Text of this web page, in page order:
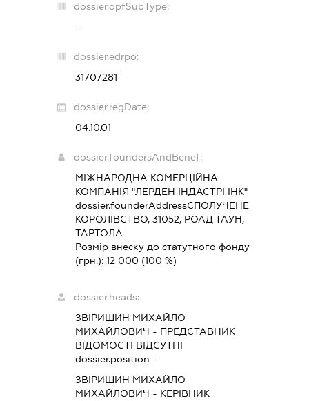
dossier.opfSubType:
-
dossier.edrpo:
31707281
dossier.regDate:
04.10.01
dossier.foundersAndBenef:
МІЖНАРОДНА КОМЕРЦІЙНА
КОМПАНІЯ "ЛЕРДЕН ІНДАСТРІ ІНК"
dossier.founderAddressСПОЛУЧЕНЕ
КОРОЛІВСТВО, 31052, РОАД ТАУН,
ТАРТОЛА
Розмір внеску до статутного фонду
(грн.):12 000 (100 %)
dossier.heads:
ЗВІРИШИН МИХАЙЛО
МИХАЙЛОВИЧ - ПРЕДСТАВНИК
ВІДОМОСТІ ВІДСУТНІ
dossier.position -
ЗВІРИШИН МИХАЙЛО
МИХАЙЛОВИЧ - КЕРІВНИК